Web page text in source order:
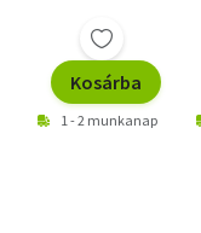
Kosárba
1 - 2 munkanap